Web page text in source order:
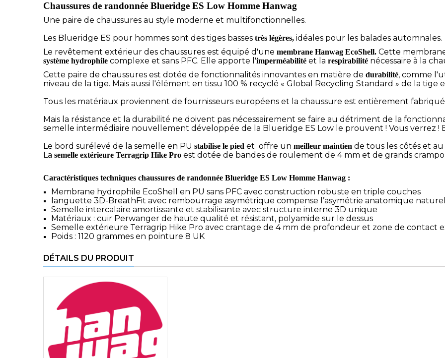
Chaussures de randonnée Blueridge ES Low Homme Hanwag
Une paire de chaussures au style moderne et multifonctionnelles.
Les Blueridge ES pour hommes sont des tiges basses très légères, idéales pour les balades automnales.
Le revêtement extérieur des chaussures est équipé d'une membrane Hanwag EcoShell. Cette
système hydrophile complexe et sans PFC. Elle apporte l'imperméabilité et la respirabilité nécessaire à la
Cette paire de chaussures est dotée de fonctionnalités innovantes en matière de durabilité, comme
niveau de la tige. Mais aussi l'élément en tissu 100 % recyclé « Global Recycling Standard » de la tige
Tous les matériaux proviennent de fournisseurs européens et la chaussure est entièrement
Mais la résistance et la durabilité ne doivent pas nécessairement se faire au détriment de la
semelle intermédiaire nouvellement développée de la Blueridge ES Low le prouvent ! Vous verrez !
Le bord surélevé de la semelle en PU stabilise le pied et offre un meilleur maintien de tous les côtés et
La semelle extérieure Terragrip Hike Pro est dotée de bandes de roulement de 4 mm et de grands
Caractéristiques techniques chaussures de randonnée Blueridge ES Low Homme Hanwag :
Membrane hydrophile EcoShell en PU sans PFC avec construction robuste en triple couches
languette 3D-BreathFit avec rembourrage asymétrique compense l’asymétrie anatomique
Semelle intercalaire amortissante et stabilisante avec structure interne 3D unique
Matériaux : cuir Perwanger de haute qualité et résistant, polyamide sur le dessus
Semelle extérieure Terragrip Hike Pro avec crantage de 4 mm de profondeur et zone de contact
Poids : 1120 grammes en pointure 8 UK
DÉTAILS DU PRODUIT